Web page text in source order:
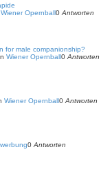
Wiener Opernball0 Antworten
for male companionship?
Wiener Opernball0 Antworten
Wiener Opernball0 Antworten
0 Antworten